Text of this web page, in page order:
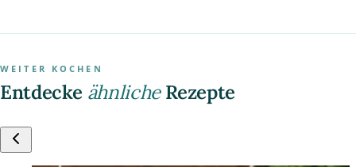
WEITER KOCHEN
Entdecke ähnlicheRezepte